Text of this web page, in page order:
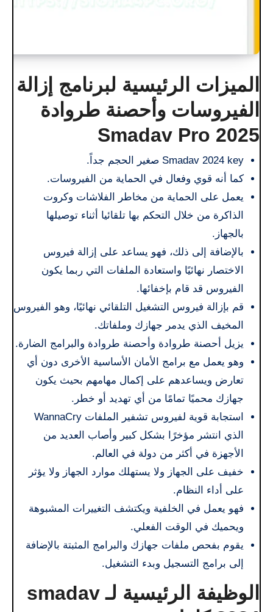
الميزات الرئيسية لبرنامج إزالة
الفيروسات وأحصنة طروادة
Smadav Pro 2025
Smadav 2024 key صغير الحجم جداً.
كما أنه قوي وفعال في الحماية من الفيروسات.
يعمل على الحماية من مخاطر الفلاشات وكروت
الذاكرة من خلال التحكم بها تلقائيا أثناء توصيلها
بالجهاز.
بالإضافة إلى ذلك، فهو يساعد على إزالة فيروس
الاختصار نهائيًا واستعادة الملفات التي ربما يكون
الفيروس قد قام بإخفائها.
قم بإزالة فيروس التشغيل التلقائي نهائيًا، وهو الفيروس
المخيف الذي يدمر جهازك وملفاتك.
يزيل أحصنة طروادة وأحصنة طروادة والبرامج الضارة.
وهو يعمل مع برامج الأمان الأساسية الأخرى دون أي
تعارض ويساعدهم على إكمال مهامهم بحيث يكون
جهازك محميًا تمامًا من أي تهديد أو خطر.
استجابة قوية لفيروس تشفير الملفات WannaCry
الذي انتشر مؤخرًا بشكل كبير وأصاب العديد من
الأجهزة في أكثر من دولة في العالم.
خفيف على الجهاز ولا يستهلك موارد الجهاز ولا يؤثر
على أداء النظام.
فهو يعمل في الخلفية ويكتشف التغييرات المشبوهة
ويحميك في الوقت الفعلي.
يقوم بفحص ملفات جهازك والبرامج المثبتة بالإضافة
إلى برامج التسجيل وبدء التشغيل.
الوظيفة الرئيسية لـ smadav